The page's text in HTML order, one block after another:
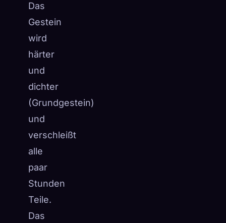
Das
Gestein
wird
härter
und
dichter
(Grundgestein)
und
verschleißt
alle
paar
Stunden
Teile.
Das